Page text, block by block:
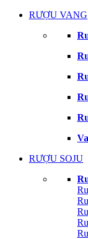
RƯỢU VANG
RƯỢU SOJU